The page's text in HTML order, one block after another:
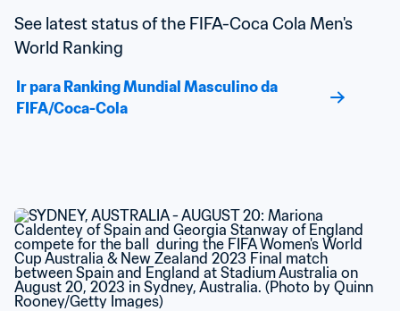
See latest status of the FIFA-Coca Cola Men's
World Ranking
Ir para Ranking Mundial Masculino da
FIFA/Coca-Cola